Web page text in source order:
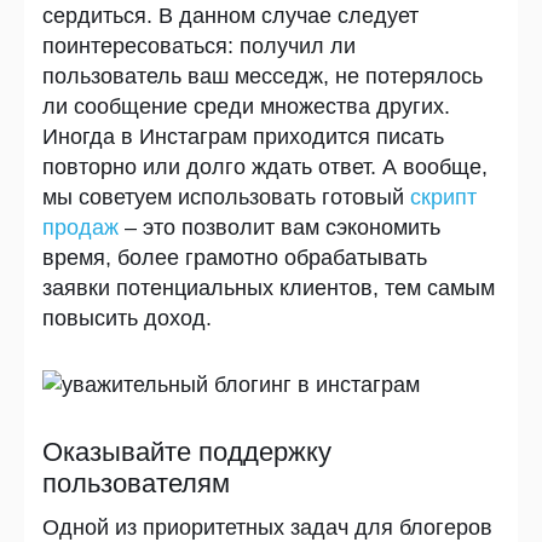
сердиться. В данном случае следует
поинтересоваться: получил ли
пользователь ваш месседж, не потерялось
ли сообщение среди множества других.
Иногда в Инстаграм приходится писать
повторно или долго ждать ответ. А вообще,
мы советуем использовать готовый скрипт
продаж – это позволит вам сэкономить
время, более грамотно обрабатывать
заявки потенциальных клиентов, тем самым
повысить доход.
Оказывайте поддержку
пользователям
Одной из приоритетных задач для блогеров